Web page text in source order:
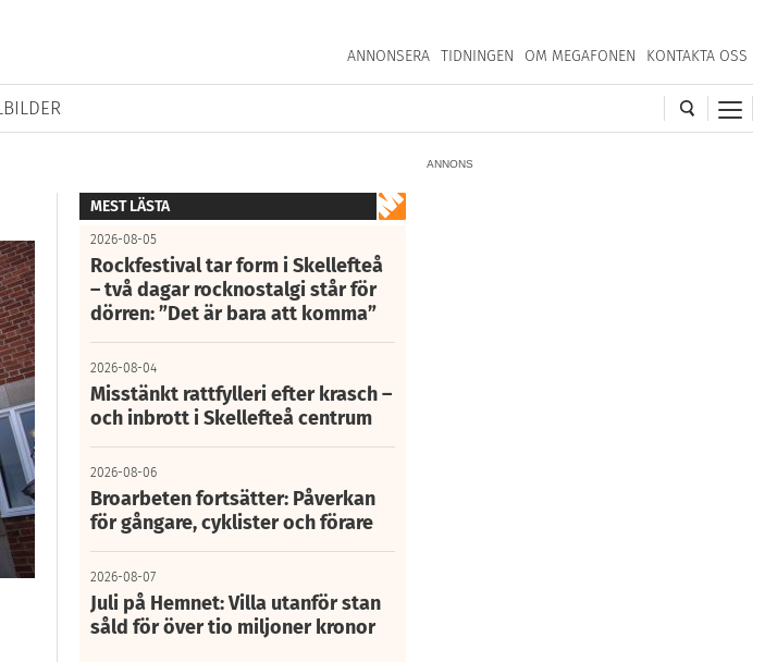
ANNONSERA TIDNINGEN OM MEGAFONEN KONTAKTA OSS
ANNONS
MEST LÄSTA
2026-08-05
Rockfestival tar form i Skellefteå
– två dagar rocknostalgi står för
dörren: ”Det är bara att komma”
2026-08-04
Misstänkt rattfylleri efter krasch –
och inbrott i Skellefteå centrum
2026-08-06
Broarbeten fortsätter: Påverkan
för gångare, cyklister och förare
2026-08-07
Juli på Hemnet: Villa utanför stan
såld för över tio miljoner kronor